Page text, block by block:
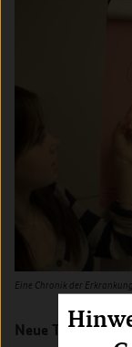
Eine Chronik der
Neue Therapie